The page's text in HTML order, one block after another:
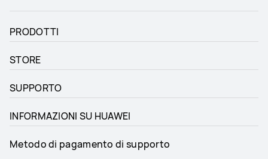
PRODOTTI
STORE
SUPPORTO
INFORMAZIONI SU HUAWEI
Metodo di pagamento di supporto